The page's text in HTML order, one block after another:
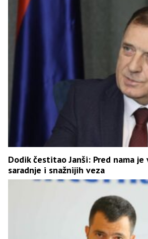
Dodik čestitao Janši: Pred nama
saradnje i snažnijih veza